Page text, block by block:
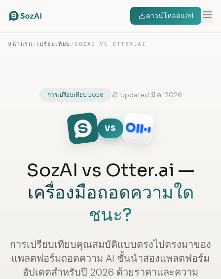
ดาวน์โหลดแอป
หน้าแรก / เปรียบเทียบ / SOZAI VS OTTER.AI
การเปรียบเทียบ 2026 Updated มี.ค. 2026
VS
SozAI vs Otter.ai —
เครื่องมือถอดความใด
ชนะ?
การเปรียบเทียบคุณสมบัติแบบตรงไปตรงมาของ
แพลตฟอร์มถอดความ AI ชั้นนำสองแพลตฟอร์ม
อัปเดตสำหรับปี 2026 ด้วยราคาและความ